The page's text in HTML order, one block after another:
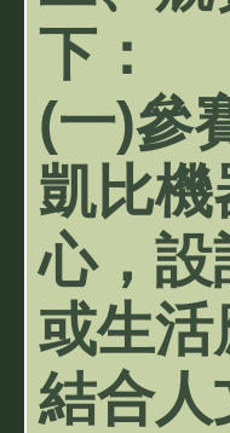
下：
(一)參
凱比機
心，設
或生活
結合人